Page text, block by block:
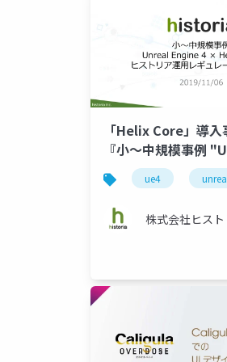
「Helix Core」導入
『小～中規模事例
Engine 4 × Helix
リア運用レギュレー
介"』
ue4
株式会社ヒスト